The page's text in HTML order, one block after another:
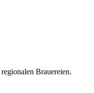
Brauereien.